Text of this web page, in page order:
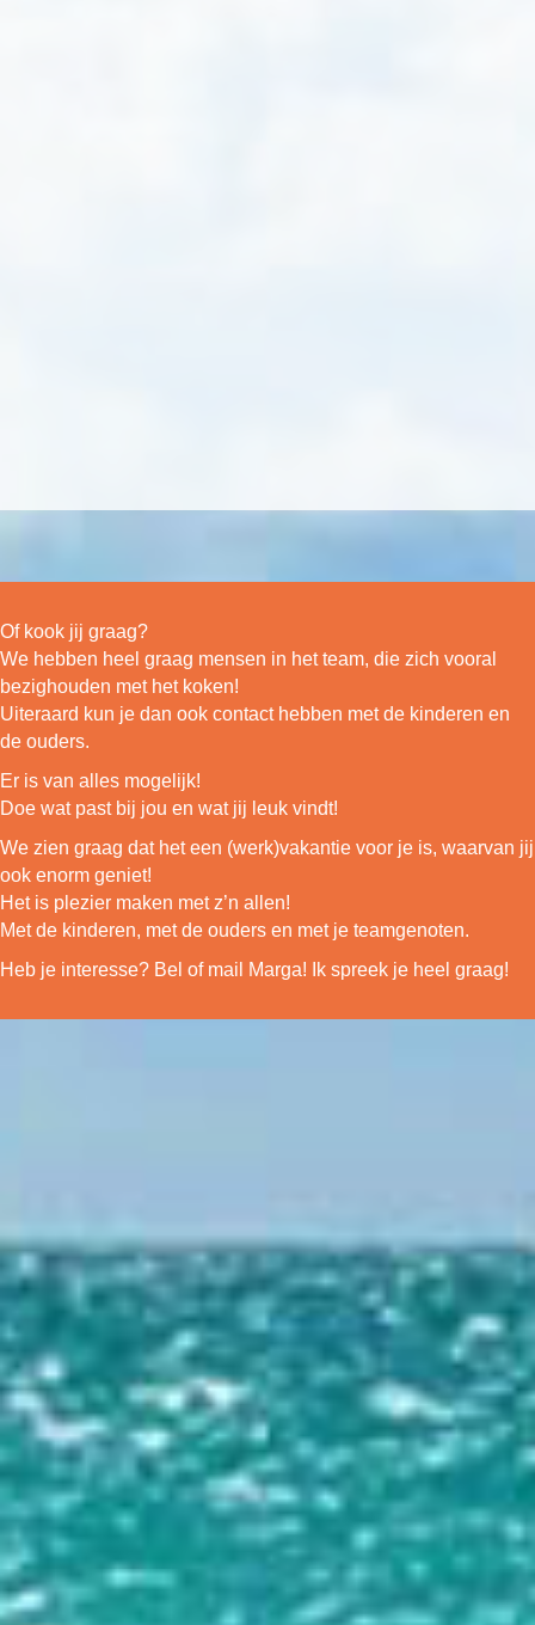
Of kook jij graag?
We hebben heel graag mensen in het team, die zich vooral
bezighouden met het koken!
Uiteraard kun je dan ook contact hebben met de kinderen en
de ouders.
Er is van alles mogelijk!
Doe wat past bij jou en wat jij leuk vindt!
We zien graag dat het een (werk)vakantie voor je is, waarvan jij
ook enorm geniet!
Het is plezier maken met z’n allen!
Met de kinderen, met de ouders en met je teamgenoten.
Heb je interesse? Bel of mail Marga! Ik spreek je heel graag!